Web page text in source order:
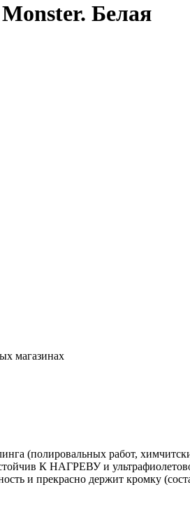
Белая
магазинах
(полировальных работ,
К НАГРЕВУ и
и прекрасно держит кромку